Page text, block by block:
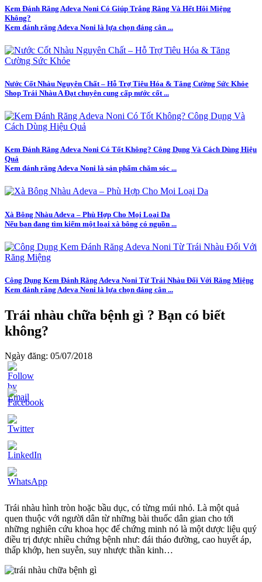
Kem Đánh Răng Adeva Noni Có Giúp Trắng Răng Và Hết Hôi Miệng
Không?
Kem đánh răng Adeva Noni là lựa chọn đáng cân ...
Nước Cốt Nhàu Nguyên Chất – Hỗ Trợ Tiêu Hóa & Tăng Cường Sức Khỏe
Shop Trái Nhàu A Đạt chuyên cung cấp nước cốt ...
Kem Đánh Răng Adeva Noni Có Tốt Không? Công Dụng Và Cách Dùng Hiệu
Quả
Kem đánh răng Adeva Noni là sản phẩm chăm sóc ...
Xà Bông Nhàu Adeva – Phù Hợp Cho Mọi Loại Da
Nếu bạn đang tìm kiếm một loại xà bông có nguồn ...
Công Dụng Kem Đánh Răng Adeva Noni Từ Trái Nhàu Đối Với Răng Miệng
Kem đánh răng Adeva Noni là lựa chọn đáng cân ...
Trái nhàu chữa bệnh gì ? Bạn có biết
không?
Ngày đăng: 05/07/2018
Trái nhàu hình tròn hoặc bầu dục, có từng múi nhỏ. Là một quả
quen thuộc với người dân từ những bài thuốc dân gian cho tới
những nghiên cứu khoa học để chứng minh nó là một dược liệu quý
điều trị được nhiều chứng bệnh như: đái tháo đường, cao huyết áp,
thấp khớp, hen suyễn, suy nhược thần kinh…